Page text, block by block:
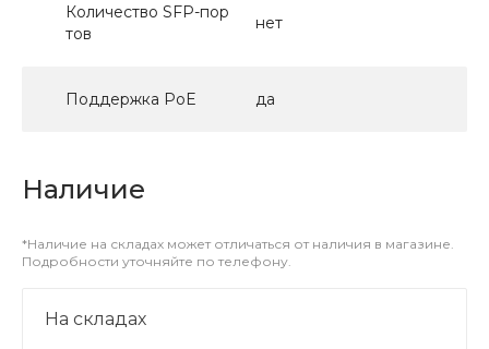
Количество SFP-пор
тов
нет
Поддержка PoE да
Наличие
*Наличие на складах может отличаться от наличия в магазине.
Подробности уточняйте по телефону.
На складах